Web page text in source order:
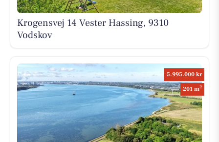
Krogensvej 14 Vester Hassing, 9310
Vodskov
5.995.000 kr
201 m2